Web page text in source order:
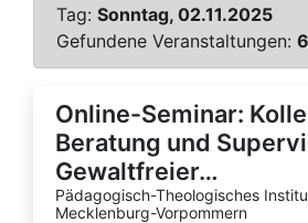
Tag: Sonntag, 02.11.2025
Gefundene Veranstaltungen: 6
Online-Seminar:
Beratung und
Gewaltfreier…
Pädagogisch-Theologisches
Mecklenburg-Vorpommern